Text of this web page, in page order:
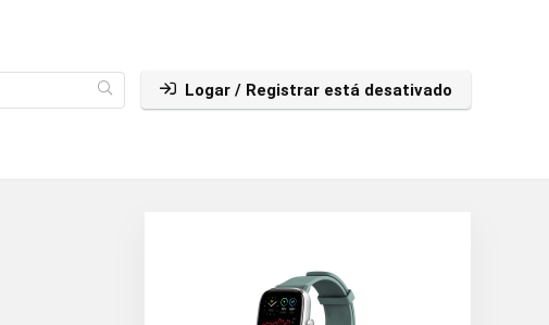
Logar / Registrar está desativado